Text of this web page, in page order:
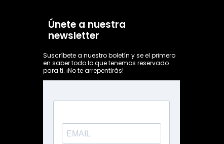
Únete a nuestra
newsletter
Suscríbete a nuestro boletín y se el primero
en saber todo lo que tenemos reservado
para ti. ¡No te arrepentirás!